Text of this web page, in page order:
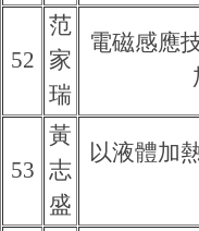
52
范
家
瑞
電磁感應
53
黃
志
盛
以液體加